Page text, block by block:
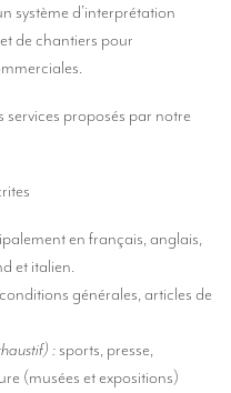
système d’interprétation
de chantiers pour
services proposés par notre
en français, anglais,
et italien.
générales, articles de
:sports, presse,
(musées et expositions)